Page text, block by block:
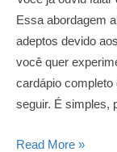
Essa abordagem
adeptos devido
você quer
cardápio completo
seguir. É simples,
Dieta
Read More »